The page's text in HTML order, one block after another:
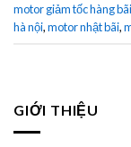
motor giảm tốc hàng bãi
hà nội,motor nhật bãi,
GIỚI THIỆU